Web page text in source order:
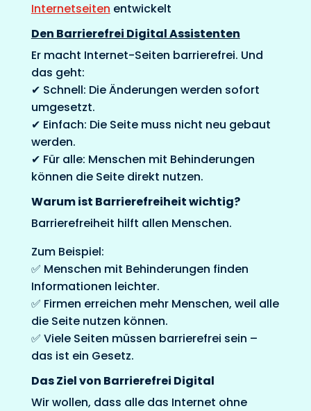
Internetseiten entwickelt
Den Barrierefrei Digital Assistenten
Er macht Internet-Seiten barrierefrei. Und
das geht:
✔ Schnell: Die Änderungen werden sofort
umgesetzt.
✔ Einfach: Die Seite muss nicht neu gebaut
werden.
✔ Für alle: Menschen mit Behinderungen
können die Seite direkt nutzen.
Warum ist Barrierefreiheit wichtig?
Barrierefreiheit hilft allen Menschen.
Zum Beispiel:
✅ Menschen mit Behinderungen finden
Informationen leichter.
✅ Firmen erreichen mehr Menschen, weil alle
die Seite nutzen können.
✅ Viele Seiten müssen barrierefrei sein –
das ist ein Gesetz.
Das Ziel von Barrierefrei Digital
Wir wollen, dass alle das Internet ohne